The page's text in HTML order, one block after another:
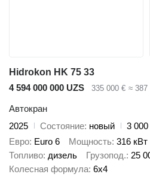
Hidrokon HK 75 33
4 594 000 000 UZS
335 000 € ≈ 387
Автокран
2025
Состояние новый 3
Евро Euro 6 Мощность 316 кВт
Топливо дизель Грузопод. 25
Колесная формула 6x4